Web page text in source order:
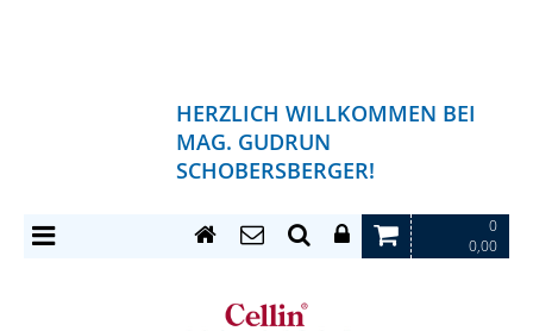
HERZLICH WILLKOMMEN BEI
MAG. GUDRUN
SCHOBERSBERGER!
0
0,00